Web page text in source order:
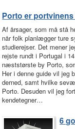
Porto er
Af årsager, som må stå
når folk planlægger ture
studierejser. Det mener
rejste rundt i Portugal i
næststørste by Porto,
Her i denne guide vil jeg
derned, samt hvilke
Porto. Desuden vil jeg
kendetegner…
6